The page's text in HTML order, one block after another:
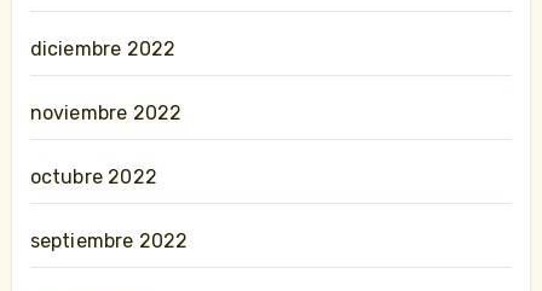
diciembre 2022
noviembre 2022
octubre 2022
septiembre 2022